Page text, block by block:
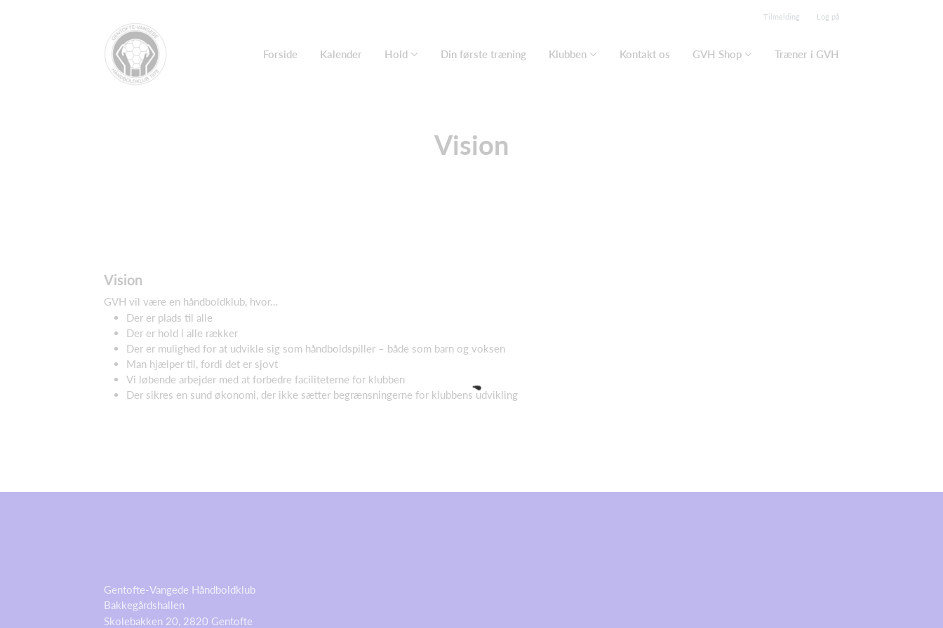
Tilmelding Log på
Forside Kalender Hold Din første træning Klubben Kontakt os GVH Shop Træner i GVH
Vision
Vision
GVH vil være en håndboldklub, hvor…
Der er plads til alle
Der er hold i alle rækker
Der er mulighed for at udvikle sig som håndboldspiller – både som barn og voksen
Man hjælper til, fordi det er sjovt
Vi løbende arbejder med at forbedre faciliteterne for klubben
Der sikres en sund økonomi, der ikke sætter begrænsningerne for klubbens udvikling
Gentofte-Vangede Håndboldklub
Bakkegårdshallen
Skolebakken 20, 2820 Gentofte